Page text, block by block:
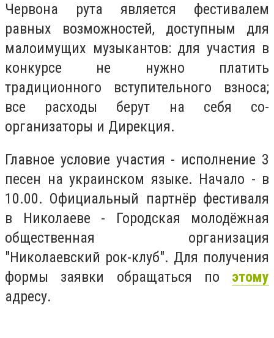
Червона рута является фестивалем
равных возможностей, доступным для
малоимущих музыкантов: для участия в
конкурсе не нужно платить
традиционного вступительного взноса;
все расходы берут на себя со-
организаторы и Дирекция.
Главное условие участия - исполнение 3
песен на украинском языке. Начало - в
10.00. Официальный партнёр фестиваля
в Николаеве - Городская молодёжная
общественная организация
"Николаевский рок-клуб". Для получения
формы заявки обращаться по этому
адресу.